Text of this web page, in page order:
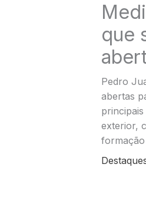
que
Pedro
abertas
exterior,